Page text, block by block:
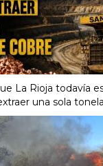
La Rioja todavía
una sola